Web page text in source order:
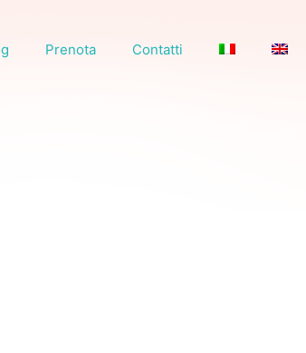
Prenota Contatti